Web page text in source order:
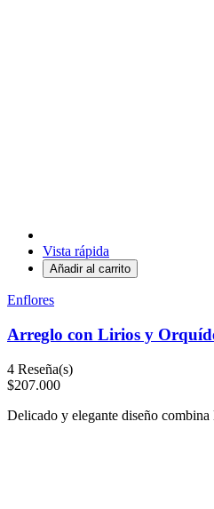
Vista rápida
Añadir al carrito
Enflores
Arreglo con Lirios y
4 Reseña(s)
$207.000
Delicado y elegante diseño